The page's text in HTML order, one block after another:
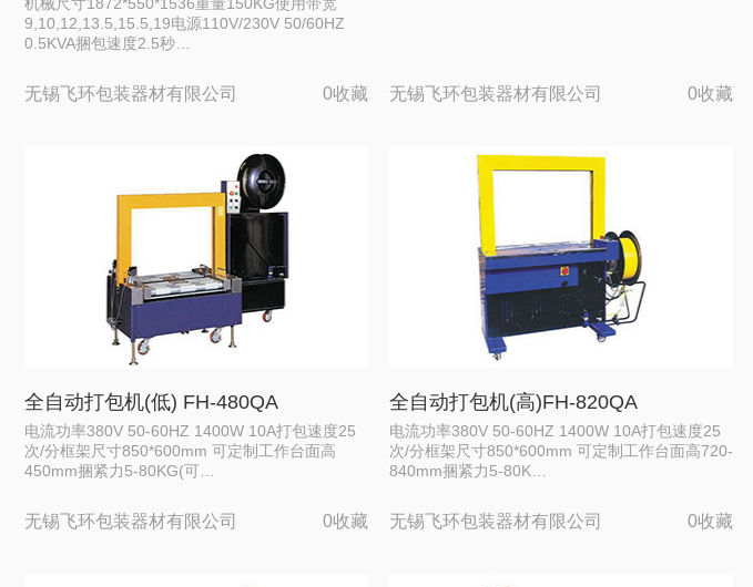
9,10,12,13.5,15.5,19电源110V/230V 50/60HZ
0.5KVA捆包速度2.5秒…
无锡飞环包装器材有限公司 0收藏 无锡飞环包装器材有限公司 0收藏
全自动打包机(低) FH-480QA
电流功率380V 50-60HZ 1400W 10A打包速度25
次/分框架尺寸850*600mm 可定制工作台面高
450mm捆紧力5-80KG(可…
无锡飞环包装器材有限公司 0收藏
全自动打包机(高)FH-820QA
电流功率380V 50-60HZ 1400W 10A打包速度25
次/分框架尺寸850*600mm 可定制工作台面高720-
840mm捆紧力5-80K…
无锡飞环包装器材有限公司 0收藏